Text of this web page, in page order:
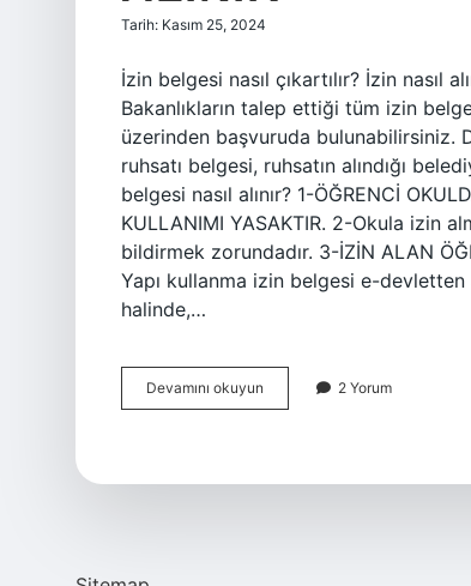
Tarih: Kasım 25, 2024
İzin belgesi nasıl çıkartılır? İzin nasıl
Bakanlıkların talep ettiği tüm izin
üzerinden başvuruda bulunabilirsiniz.
ruhsatı belgesi, ruhsatın alındığı
belgesi nasıl alınır? 1-ÖĞRENCİ
KULLANIMI YASAKTIR. 2-Okula izin
bildirmek zorundadır. 3-İZİN ALAN
Yapı kullanma izin belgesi e-devletten
halinde,…
Devamını okuyun
Devletten
2 Yorum